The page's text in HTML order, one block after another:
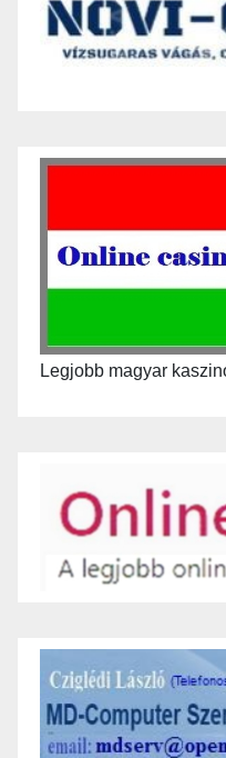
Legjobb magyar